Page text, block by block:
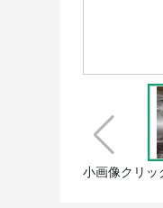
小画像クリッ